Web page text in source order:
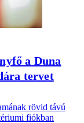
a Duna
tervet
rövid távú
fiókban